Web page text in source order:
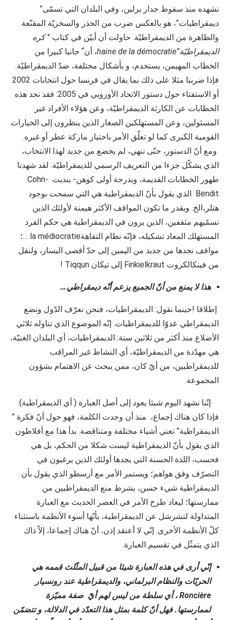
نشهده منذ سقوط جدار برلين، وفي البلدان التي تسمّى”
ديمقراطيات”، هو بالعكس ضرب من الحذر والسخريّة المقنّعة
والظاهرة من الديمقراطيّة. حاولت أن أبيّن في كتاب ”كره
الديمقراطيّة”haine de la démocratie، أن ّ جانبا كبيرا من
الخطاب المهيمن، يستخدم، و بأشكال مختلفة، ضدّ الديمقراطيّة.
فإذا ضربنا مثلا على ذلك بما يقال في فرنسا حول انتخابات 2002
أو الاستفتاء حول دستور الاتحاد الأوروبي في 2005: فقد نجد هذه
الخطابات عن الكارثة الديمقراطيّة، وعن هؤلاء الأفراد غير
المسئولين، وعن المستهلكين الصغار الذين ينظرون إلى الخيارات
القومية الكبرى كما لو تعلّق الأمر باختيار ماركة عطر أو غيره.
ومع أنّ الدستور، حتّى ننهي، لم يخضع من جديد لهذا الانتخاب،
الذي يشكّل جزءا من التعريف الرسمي للديمقراطيّة. لقد شهدنا
طهور الخطابات القديمة، وبدرجة أولى كوهن- بنديت Cohn-
Bendit الذي يقول بأنّ الديمقراطية هي التي سمحت بوجود
هتلر،الخ. وبقدر ما تكون المواقف الأكثر هيمنة لأولئك الذين
نسمّيهم مثقفين، الذين يرون في الديمقراطية هي حكم الفرد
المستهلك المعاد تشكيله، فإنّه نظام التفاهةla médiocratie …؛
مواقف نجدها من جديد من اليمين إلى حدّ أقصى اليسار، ولنقل
من فينكالكروت Finkielkraut إلى تيكان Tiqqun !
هذا لا يمنع من أنّ الجميع يزعم أنّه ديمقراطي…
إطلاقا !حينما نقول: الديمقراطيات، فنحن نعرّف الدّول ونضع
الديمقراطي عدوّا للديمقراطيات. إنّه الموضوع الذي تناوله ثلاثي
الأضلاع منذ أكثر من ثلاثين سنة: الديمقراطيات، أي البلدان الغنيّة،
هي مهدّدة من الديمقراطيّة، أي النشاط غير المراقب
للديمقراطيين، من أيّ كان، ممن يبحث عن الاهتمام بشؤون
المجموعة.
إنّنا نشهد اليوم شيئا يعود إلى أصل العبارة ( أي الديمقراطية):
فإذا كان هناك إجماع، منذ أن وجدت الكلمة، فهو حول أنّ فكرة ”
الديمقراطية” تعني أشياء مختلفة ومتناقضة. بدأ هذا مع أفلاطون
الذي يقول بأنّ الديمقراطية ليست شكلا من الحكم، بل هي
فحسب، اللذة الحسنة التي يجدها أولئك الذين يرغبون في
التصرّف وفق هواهم؛ ويستمر الأمر مع أرسطو الذي يقول بأن
الديمقراطية شيء حسن، بشرط منع الديمقراطيين من
ممارستها؛ ليعاد طرح الأمر في العصر الحديث مع العبارة
المتداولة لتشرشل عن الديمقراطية، بأنّها أسوء الأنظمة باستثناء
كلّ الأنظمة الأخرى. إنّي لا أعتقد إذن، أنّ هناك إجماعا، إلاّ ذاك
الذي يتمثّل في تقسيم العبارة.
إنّي أرى في هذه العبارة شيئا من قبيل المثّلث قممه هي
الحريّات والنظام البرلماني، والديمقراطية عند رونسيار
Roncière، أي سلطة من ليس لهم أيّ صفة مميّزة
لممارستها. فهل أنّ كلمة بمثل هذا التعدّد في الدلالة، و تتضمّن